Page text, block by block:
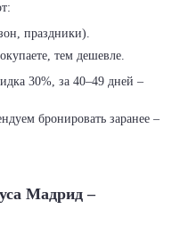
праздники).
тем дешевле.
30%, за 40–49 дней –
бронировать заранее –
Мадрид –